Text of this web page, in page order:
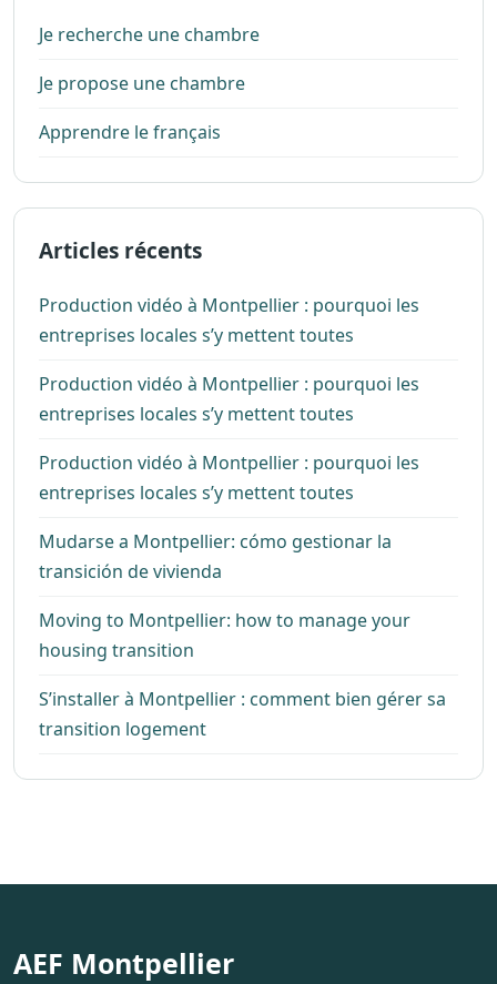
Je recherche une chambre
Je propose une chambre
Apprendre le français
Articles récents
Production vidéo à Montpellier : pourquoi les
entreprises locales s’y mettent toutes
Production vidéo à Montpellier : pourquoi les
entreprises locales s’y mettent toutes
Production vidéo à Montpellier : pourquoi les
entreprises locales s’y mettent toutes
Mudarse a Montpellier: cómo gestionar la
transición de vivienda
Moving to Montpellier: how to manage your
housing transition
S’installer à Montpellier : comment bien gérer sa
transition logement
AEF Montpellier